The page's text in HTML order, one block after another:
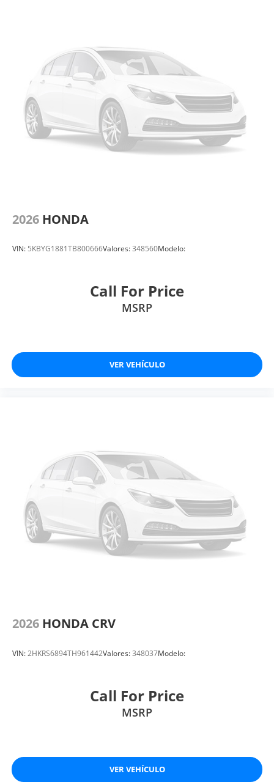
2026 HONDA
VIN: 5KBYG1881TB800666Valores:348560Modelo:
Call For Price
MSRP
VER VEHÍCULO
2026 HONDA CRV
VIN:2HKRS6894TH961442Valores:348037Modelo:
Call For Price
MSRP
VER VEHÍCULO